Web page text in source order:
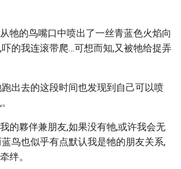
牠的鸟嘴口中喷出了一丝青蓝色火焰向
的我连滚带爬…可想而知,又被牠给捉弄
出去的这段时间也发现到自己可以喷
的夥伴兼朋友,如果没有牠,或许我会无
鸟也似乎有点默认我是牠的朋友关系,
绊。